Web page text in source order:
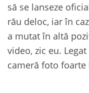
să se lanseze
rău deloc, iar în
a mutat în altă
video, zic eu.
cameră foto foarte